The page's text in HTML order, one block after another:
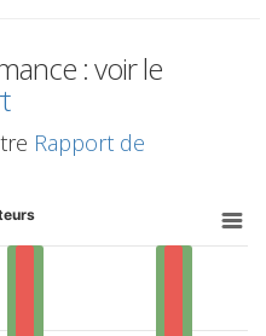
: voir le
Rapport de